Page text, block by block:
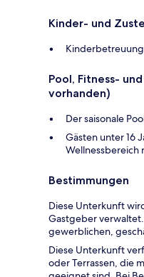
Kinder- und
Pool, Fitness-
vorhanden)
Der saisonale
Gästen unter 16
Wellnessbereich
Bestimmungen
Diese Unterkunft
Gastgeber
gewerblichen,
Diese Unterkunft
oder Terrassen, die